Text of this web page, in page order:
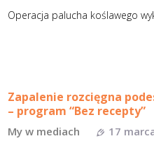
Operacja palucha koślawego
Zapalenie rozcięgna
– program “Bez recepty”
My w mediach 17